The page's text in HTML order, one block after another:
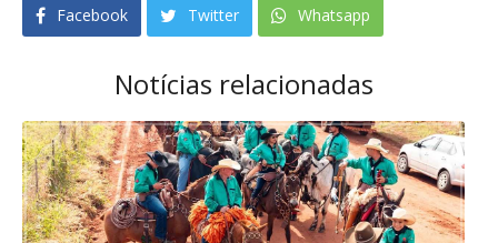
Facebook Twitter Whatsapp
Notícias relacionadas